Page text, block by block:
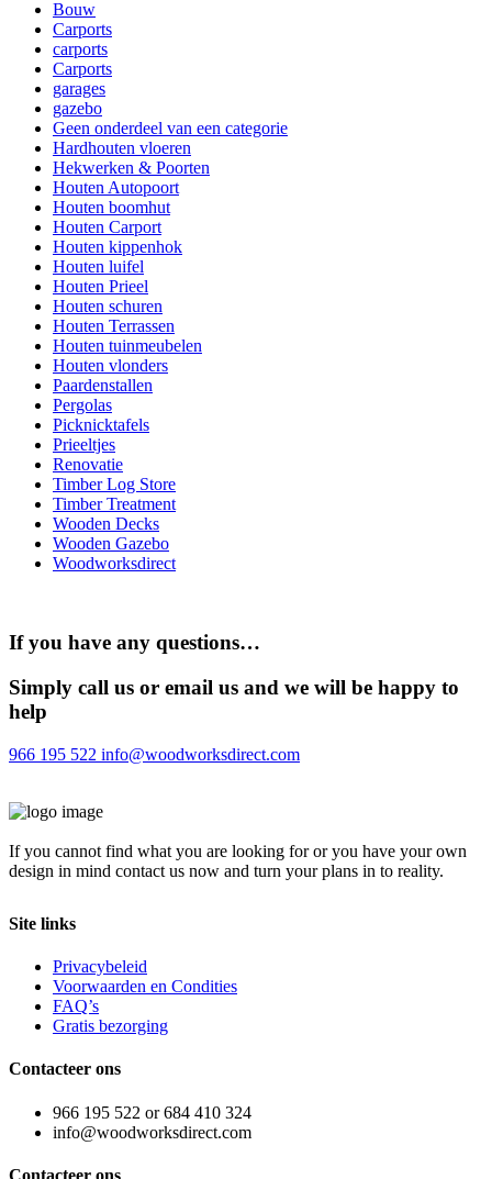
Bouw
Carports
carports
Carports
garages
gazebo
Geen onderdeel van een categorie
Hardhouten vloeren
Hekwerken & Poorten
Houten Autopoort
Houten boomhut
Houten Carport
Houten kippenhok
Houten luifel
Houten Prieel
Houten schuren
Houten Terrassen
Houten tuinmeubelen
Houten vlonders
Paardenstallen
Pergolas
Picknicktafels
Prieeltjes
Renovatie
Timber Log Store
Timber Treatment
Wooden Decks
Wooden Gazebo
Woodworksdirect
If you have any questions…
Simply call us or email us and we will be happy to
help
966 195 522 info@woodworksdirect.com
If you cannot find what you are looking for or you have your own
design in mind contact us now and turn your plans in to reality.
Site links
Privacybeleid
Voorwaarden en Condities
FAQ’s
Gratis bezorging
Contacteer ons
966 195 522 or 684 410 324
info@woodworksdirect.com
Contacteer ons